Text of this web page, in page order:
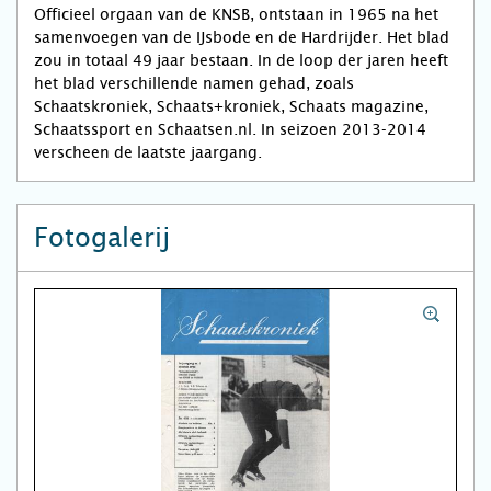
Officieel orgaan van de KNSB, ontstaan in 1965 na het
samenvoegen van de IJsbode en de Hardrijder. Het blad
zou in totaal 49 jaar bestaan. In de loop der jaren heeft
het blad verschillende namen gehad, zoals
Schaatskroniek, Schaats+kroniek, Schaats magazine,
Schaatssport en Schaatsen.nl. In seizoen 2013-2014
verscheen de laatste jaargang.
Fotogalerij